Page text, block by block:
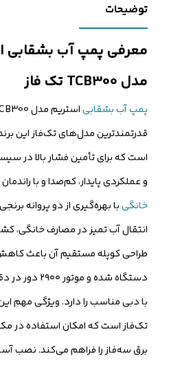
تماس می‌گیرند.
ثبت درخواست
توضیحات
مدل TCB300 تک فاز
پمپ آب بشقابی
قدرتمندترین مدل‌های تک‌فاز این
است که برای تأمین فشار بالا در
و عملکردی پایدار، کم‌صدا و با
خانگیبا بهره‌گیری از دو پروانه
انتقال آب تمیز در مصارف
طراحی کوپله مستقیم آن باعث
دستگاه شده و
با دبی مناسب را دارد. ویژگی مهم این
تک‌فاز است که امکان استفاده در
برق سه‌فاز را فراهم می‌کند. نصب